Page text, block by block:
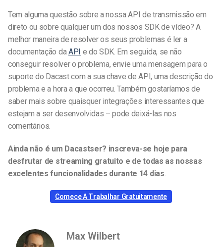
Tem alguma questão sobre a nossa API de transmissão em
direto ou sobre qualquer um dos nossos SDK de vídeo? A
melhor maneira de resolver os seus problemas é ler a
documentação daAPI e do SDK. Em seguida, se não
conseguir resolver o problema, envie uma mensagem para o
suporte do Dacast com a sua chave de API, uma descrição do
problema e a hora a que ocorreu. Também gostaríamos de
saber mais sobre quaisquer integrações interessantes que
estejam a ser desenvolvidas – pode deixá-las nos
comentários.
Ainda não é um Dacastser? inscreva-se hoje para
desfrutar de streaming gratuito e de todas as nossas
excelentes funcionalidades durante 14 dias.
Comece A Trabalhar Gratuitamente
Max Wilbert